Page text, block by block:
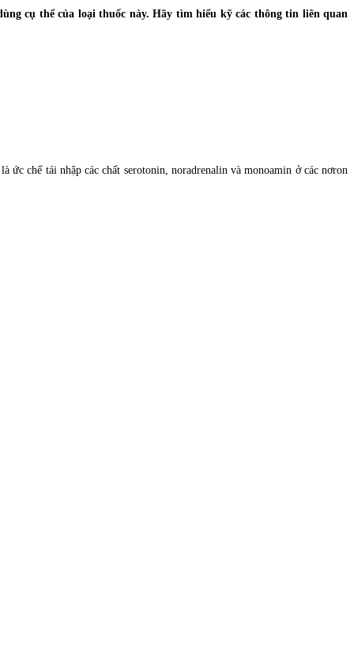
cụ thể của loại thuốc này. Hãy tìm hiểu kỹ các thông tin liên quan
ức chế tái nhập các chất serotonin, noradrenalin và monoamin ở các nơron